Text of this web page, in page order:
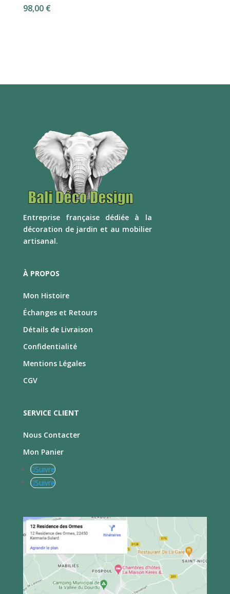
98,00 €
Entreprise française dédiée à la
décoration de jardin et au mobilier
artisanal.
À PROPOS
Mon Histoire
Échanges et Retours
Détails de Livraison
Confidentialité
Mentions Légales
CGV
SERVICE CLIENT
Nous Contacter
Mon Panier
Suivre
Suivre